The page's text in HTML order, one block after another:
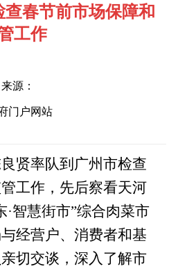
春节前市场保障和
工作
来源：
门户网站
贤率队到广州市检查
工作，先后察看天河
·智慧街市”综合肉菜市
经营户、消费者和基
切交谈，深入了解市